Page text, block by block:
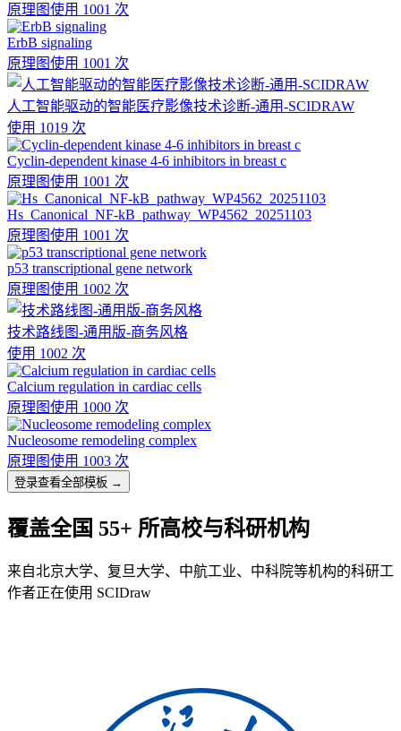
原理图使用 1001 次
ErbB signaling
原理图使用 1001 次
人工智能驱动的智能医疗影像技术诊断-通用-SCIDRAW
使用 1019 次
Cyclin-dependent kinase 4-6 inhibitors in breast c
原理图使用 1001 次
Hs_Canonical_NF-kB_pathway_WP4562_20251103
原理图使用 1001 次
p53 transcriptional gene network
原理图使用 1002 次
技术路线图-通用版-商务风格
使用 1002 次
Calcium regulation in cardiac cells
原理图使用 1000 次
Nucleosome remodeling complex
原理图使用 1003 次
登录查看全部模板 →
覆盖全国 55+ 所高校与科研机构
来自北京大学、复旦大学、中航工业、中科院等机构的科研工
作者正在使用 SCIDraw